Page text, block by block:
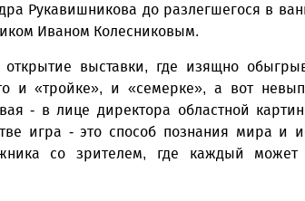
Рукавишникова до разлегшегося в
Иваном Колесниковым.
выставки, где изящно
и «тройке», и «семерке», а вот
- в лице директора областной
игра - это способ познания мира и
со зрителем, где каждый может